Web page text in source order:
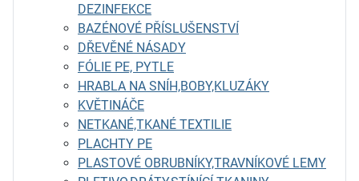
DEZINFEKCE
BAZÉNOVÉ PŘÍSLUŠENSTVÍ
DŘEVĚNÉ NÁSADY
FÓLIE PE, PYTLE
HRABLA NA SNÍH,BOBY,KLUZÁKY
KVĚTINÁČE
NETKANÉ,TKANÉ TEXTILIE
PLACHTY PE
PLASTOVÉ OBRUBNÍKY,TRAVNÍKOVÉ LEMY